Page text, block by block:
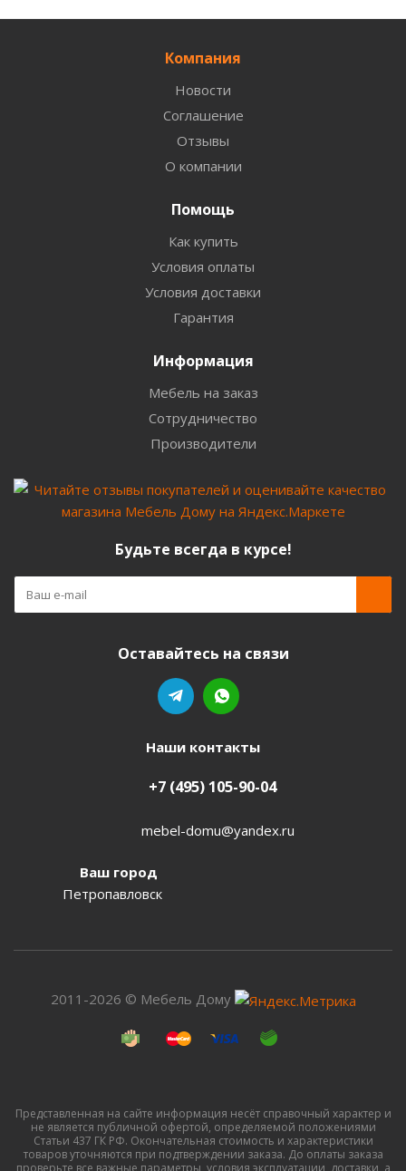
Компания
Новости
Соглашение
Отзывы
О компании
Помощь
Как купить
Условия оплаты
Условия доставки
Гарантия
Информация
Мебель на заказ
Сотрудничество
Производители
Будьте всегда в курсе!
Оставайтесь на связи
Наши контакты
+7 (495) 105-90-04
mebel-domu@yandex.ru
Ваш город
Петропавловск
2011-2026 © Мебель Дому
Представленная на сайте информация несёт справочный характер и
не является публичной офертой, определяемой положениями
Статьи 437 ГК РФ. Окончательная стоимость и характеристики
товаров уточняются при подтверждении заказа. До оплаты заказа
проверьте все важные параметры, условия эксплуатации, доставки, а